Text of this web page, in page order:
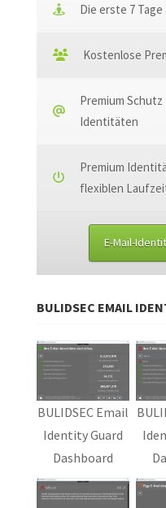
Die erste 7 Tage
Kostenlose
Premium Schutz
Identitäten
Premium
flexiblen
E-Mail-
BULIDSEC EMAIL
BULIDSEC Email
Identity Guard
Dashboard